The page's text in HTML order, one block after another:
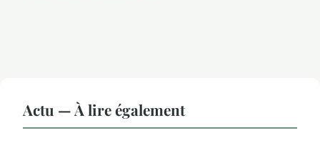
Actu — À lire également